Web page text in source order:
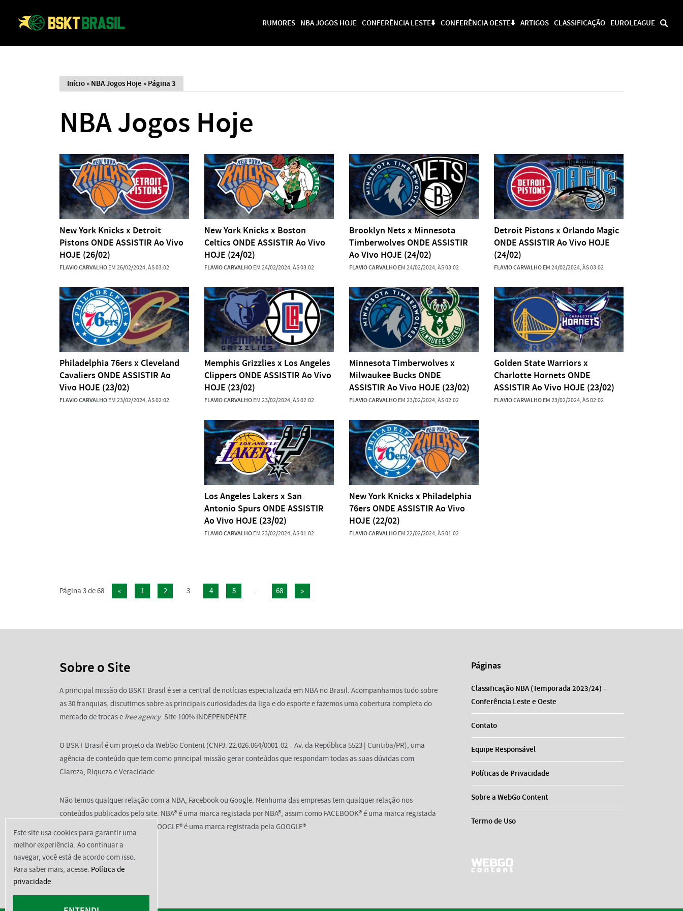
RUMORES NBA JOGOS HOJE CONFERÊNCIA LESTE⬇️ CONFERÊNCIA OESTE⬇️ ARTIGOS CLASSIFICAÇÃO EUROLEAGUE
Início » NBA Jogos Hoje » Página 3
NBA Jogos Hoje
New York Knicks x Detroit
Pistons ONDE ASSISTIR Ao Vivo
HOJE (26/02)
FLAVIO CARVALHOEM 26/02/2024, ÀS 03:02
New York Knicks x Boston
Celtics ONDE ASSISTIR Ao Vivo
HOJE (24/02)
FLAVIO CARVALHOEM 24/02/2024, ÀS 03:02
Brooklyn Nets x Minnesota
Timberwolves ONDE ASSISTIR
Ao Vivo HOJE (24/02)
FLAVIO CARVALHOEM 24/02/2024, ÀS 03:02
Detroit Pistons x Orlando Magic
ONDE ASSISTIR Ao Vivo HOJE
(24/02)
FLAVIO CARVALHOEM 24/02/2024, ÀS 03:02
Philadelphia 76ers x Cleveland
Cavaliers ONDE ASSISTIR Ao
Vivo HOJE (23/02)
FLAVIO CARVALHOEM 23/02/2024, ÀS 02:02
Memphis Grizzlies x Los Angeles
Clippers ONDE ASSISTIR Ao Vivo
HOJE (23/02)
FLAVIO CARVALHOEM 23/02/2024, ÀS 02:02
Minnesota Timberwolves x
Milwaukee Bucks ONDE
ASSISTIR Ao Vivo HOJE (23/02)
FLAVIO CARVALHOEM 23/02/2024, ÀS 02:02
Golden State Warriors x
Charlotte Hornets ONDE
ASSISTIR Ao Vivo HOJE (23/02)
FLAVIO CARVALHOEM 23/02/2024, ÀS 02:02
Los Angeles Lakers x San
Antonio Spurs ONDE ASSISTIR
Ao Vivo HOJE (23/02)
FLAVIO CARVALHOEM 23/02/2024, ÀS 01:02
New York Knicks x Philadelphia
76ers ONDE ASSISTIR Ao Vivo
HOJE (22/02)
FLAVIO CARVALHOEM 22/02/2024, ÀS 01:02
Página 3 de 68 « 1 2 3 4 5 … 68 »
Sobre o Site
A principal missão do BSKT Brasil é ser a central de notícias especializada em NBA no Brasil. Acompanhamos tudo sobre
as 30 franquias, discutimos sobre as principais curiosidades da liga e do esporte e fazemos uma cobertura completa do
mercado de trocas e free agency. Site 100% INDEPENDENTE.
O BSKT Brasil é um projeto da WebGo Content (CNPJ: 22.026.064/0001-02 – Av. da República 5523 | Curitiba/PR), uma
agência de conteúdo que tem como principal missão gerar conteúdos que respondam todas as suas dúvidas com
Clareza, Riqueza e Veracidade.
Não temos qualquer relação com a NBA, Facebook ou Google. Nenhuma das empresas tem qualquer relação nos
conteúdos publicados pelo site. NBA® é uma marca registada por NBA®, assim como FACEBOOK® é uma marca registada
por FACEBOOK®, assim como GOOGLE® é uma marca registrada pela GOOGLE®
Páginas
Classificação NBA (Temporada 2023/24) –
Conferência Leste e Oeste
Contato
Equipe Responsável
Políticas de Privacidade
Sobre a WebGo Content
Termo de Uso
Este site usa cookies para garantir uma
melhor experiência. Ao continuar a
navegar, você está de acordo com isso.
Para saber mais, acesse: Política de
privacidade